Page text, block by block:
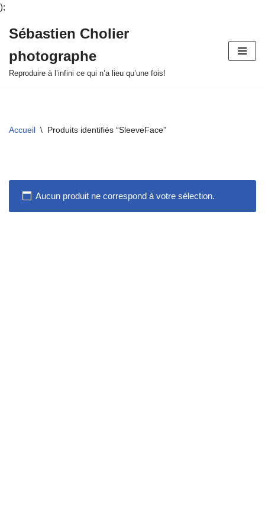
);
au
contenu
Sébastien Cholier
photographe
Reproduire à l’infini ce qui n’a lieu qu’une fois!
Accueil \ Produits identifiés “SleeveFace”
Aucun produit ne correspond à votre sélection.